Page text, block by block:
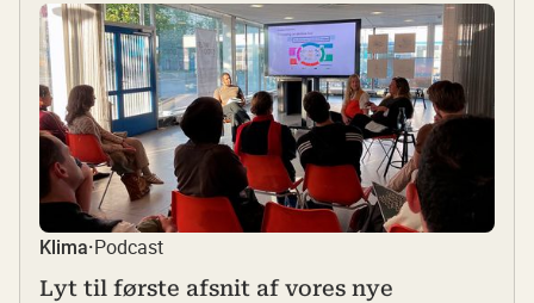
Klima·Podcast
Lyt til første afsnit af vores nye